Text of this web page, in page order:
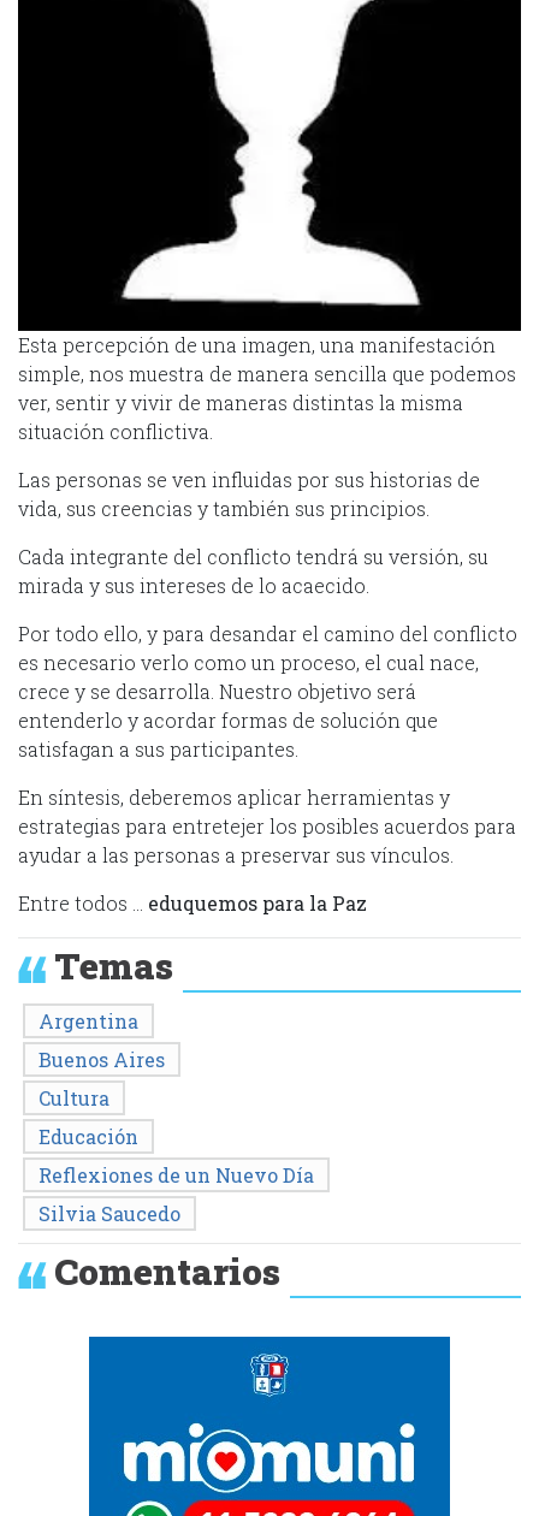
Esta percepción de una imagen, una manifestación
simple, nos muestra de manera sencilla que podemos
ver, sentir y vivir de maneras distintas la misma
situación conflictiva.
Las personas se ven influidas por sus historias de
vida, sus creencias y también sus principios.
Cada integrante del conflicto tendrá su versión, su
mirada y sus intereses de lo acaecido.
Por todo ello, y para desandar el camino del conflicto
es necesario verlo como un proceso, el cual nace,
crece y se desarrolla. Nuestro objetivo será
entenderlo y acordar formas de solución que
satisfagan a sus participantes.
En síntesis, deberemos aplicar herramientas y
estrategias para entretejer los posibles acuerdos para
ayudar a las personas a preservar sus vínculos.
Entre todos … eduquemos para la Paz
Temas
Argentina
Buenos Aires
Cultura
Educación
Reflexiones de un Nuevo Día
Silvia Saucedo
Comentarios